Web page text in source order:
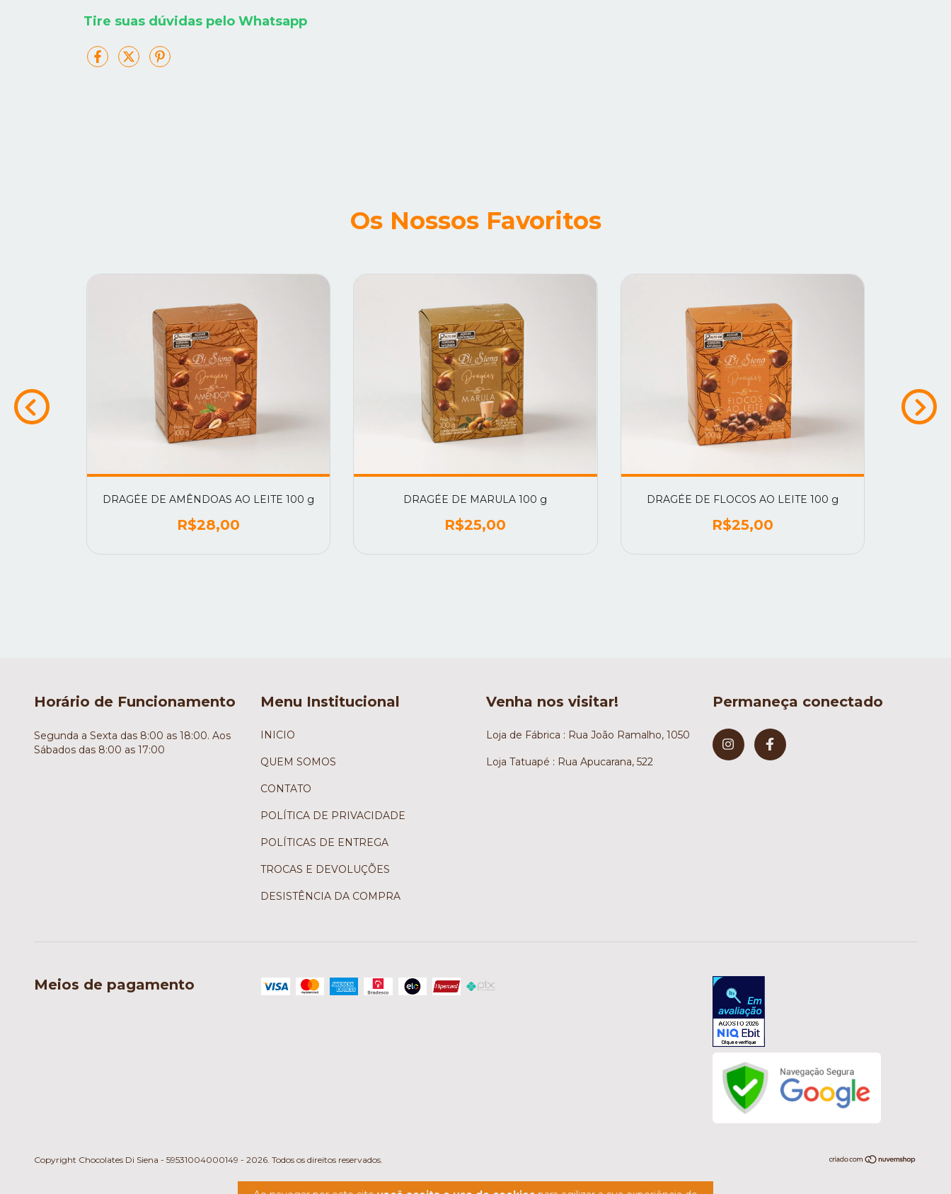
Tire suas dúvidas pelo Whatsapp
Os Nossos Favoritos
DRAGÉE DE AMÊNDOAS AO LEITE 100 g
R$28,00
DRAGÉE DE MARULA 100 g
R$25,00
DRAGÉE DE FLOCOS AO LEITE 100 g
R$25,00
Horário de Funcionamento
Segunda a Sexta das 8:00 as 18:00. Aos
Sábados das 8:00 as 17:00
Menu Institucional
INICIO
QUEM SOMOS
CONTATO
POLÍTICA DE PRIVACIDADE
POLÍTICAS DE ENTREGA
TROCAS E DEVOLUÇÕES
DESISTÊNCIA DA COMPRA
Venha nos visitar!
Loja de Fábrica : Rua João Ramalho, 1050
Loja Tatuapé : Rua Apucarana, 522
Permaneça conectado
Meios de pagamento
Copyright Chocolates Di Siena - 59531004000149 - 2026. Todos os direitos reservados.